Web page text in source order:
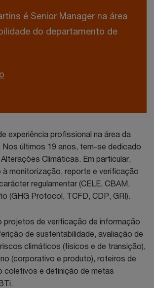
é Senior Manager na área
do departamento de
experiência profissional na área da
Nos últimos 19 anos, tem-se dedicado
Climáticas. Em particular,
monitorização, reporte e verificação
regulamentar (CELE, CBAM,
(GHG Protocol, TCFD, CDP, GRI).
projetos de verificação de informação
de sustentabilidade, avaliação de
climáticos (físicos e de transição),
(corporativo e produto), roteiros de
coletivos e definição de metas